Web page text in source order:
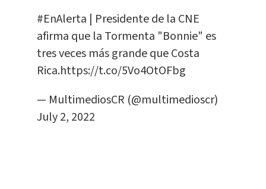
#EnAlerta | Presidente de la CNE
afirma que la Tormenta "Bonnie" es
tres veces más grande que Costa
Rica.https://t.co/5Vo4OtOFbg
— MultimediosCR (@multimedioscr)
July 2, 2022